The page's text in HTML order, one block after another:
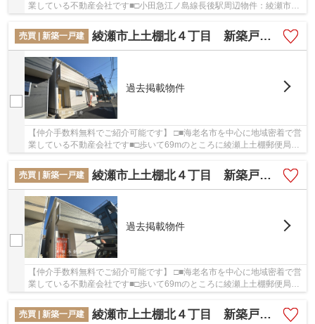
業している不動産会社です■□小田急江ノ島線長後駅周辺物件：綾瀬市上
売買 | 新築一戸建
綾瀬市上土棚北４丁目 新築戸建て 全6棟【仲介手数料無料】
過去掲載物件
【仲介手数料無料でご紹介可能です】 □■海老名市を中心に地域密着で営
業している不動産会社です■□歩いて69mのところに綾瀬上土棚郵便局が
売買 | 新築一戸建
綾瀬市上土棚北４丁目 新築戸建て 全6棟【仲介手数料無料】
過去掲載物件
【仲介手数料無料でご紹介可能です】 □■海老名市を中心に地域密着で営
業している不動産会社です■□歩いて69mのところに綾瀬上土棚郵便局が
売買 | 新築一戸建
綾瀬市上土棚北４丁目 新築戸建て 全6棟【仲介手数料無料】